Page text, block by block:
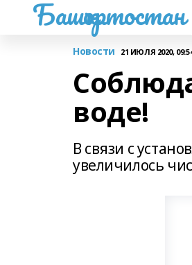
Новости 21 ИЮЛЯ 2020,
воде!
В связи с
увеличилось